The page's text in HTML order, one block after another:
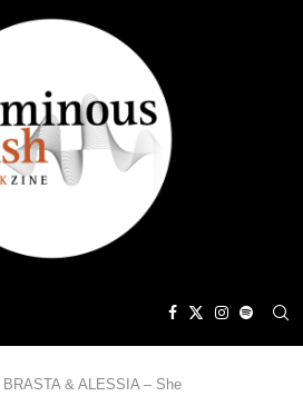
BRASTA & ALESSIA – She